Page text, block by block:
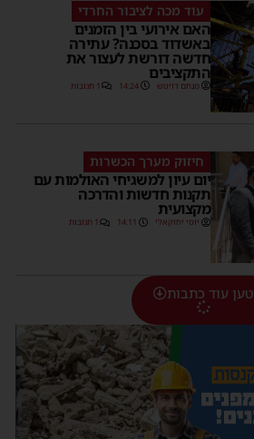
עוד מכה לציבור החרדי
האם אירועי בין הזמנים
באשדוד בסכנה? עתירה
חדשה דורשת לעצור את
התקציבים
מנחם דויטש 14:24 1 תגובות
חיזוק מערך הכשרות
יום עיון למשגיחי האולמות עם
תקנות חדשות והדרכה
מקצועית
יוסי יחזקאלי 14:11 1 תגובות
טען עוד כתבות